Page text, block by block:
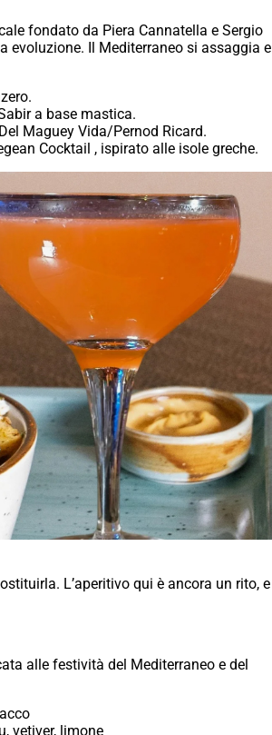
fondato da Piera Cannatella e Sergio
evoluzione. Il Mediterraneo si assaggia e
a base mastica.
Maguey Vida/Pernod Ricard.
Cocktail , ispirato alle isole greche.
L’aperitivo qui è ancora un rito, e
alle festività del Mediterraneo e del
vetiver, limone